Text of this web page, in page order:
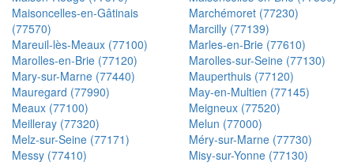
Maisoncelles-en-Gâtinais
(77570)
Marchémoret (77230)
Marcilly (77139)
Mareuil-lès-Meaux (77100)
Marles-en-Brie (77610)
Marolles-en-Brie (77120)
Marolles-sur-Seine (77130)
Mary-sur-Marne (77440)
Mauperthuis (77120)
Mauregard (77990)
May-en-Multien (77145)
Meaux (77100)
Meigneux (77520)
Meilleray (77320)
Melun (77000)
Melz-sur-Seine (77171)
Méry-sur-Marne (77730)
Messy (77410)
Misy-sur-Yonne (77130)